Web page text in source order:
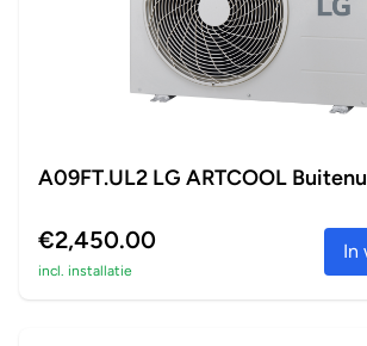
A09FT.UL2 LG ARTCOOL
€2,450.00
incl. installatie
In